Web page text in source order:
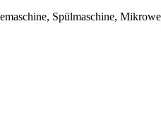
Spülmaschine,